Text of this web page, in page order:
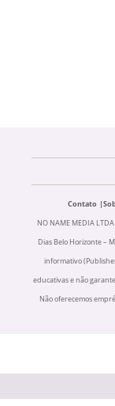
Contato
NO NAME MEDIA
Dias Belo Horizonte –
informativo
educativas e não
Não oferecemos